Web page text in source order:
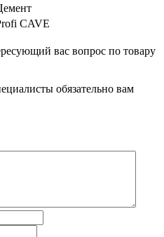
CAVE
вас вопрос по товару
обязательно вам